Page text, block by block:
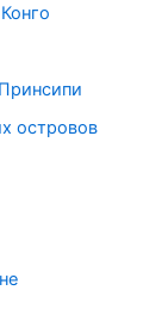
островов